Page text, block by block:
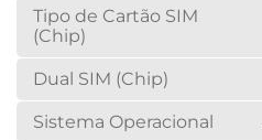
Tipo de Cartão SIM
(Chip)
Dual SIM (Chip)
Sistema Operacional